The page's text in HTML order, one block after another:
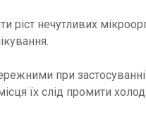
нечутливих
при
їх слід промити